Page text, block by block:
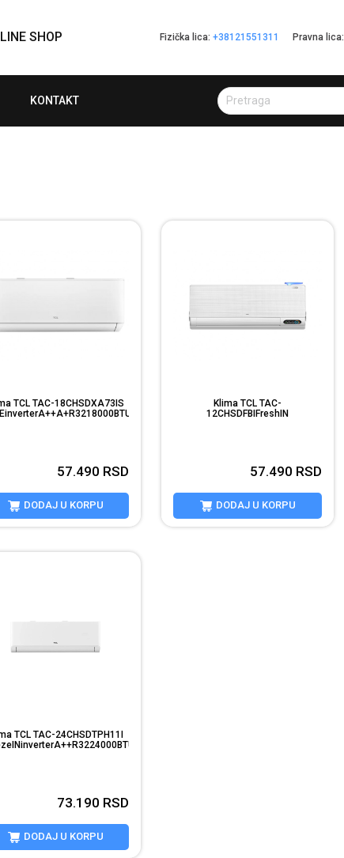
SHOP Fizička lica: +38121551311 Pravna lica:
KONTAKT
TCL TAC-18CHSDXA73IS
57.490 RSD
DODAJ U KORPU
Klima TCL TAC-
12CHSDFBIFreshIN
57.490 RSD
DODAJ U KORPU
TCL TAC-24CHSDTPH11I
73.190 RSD
DODAJ U KORPU